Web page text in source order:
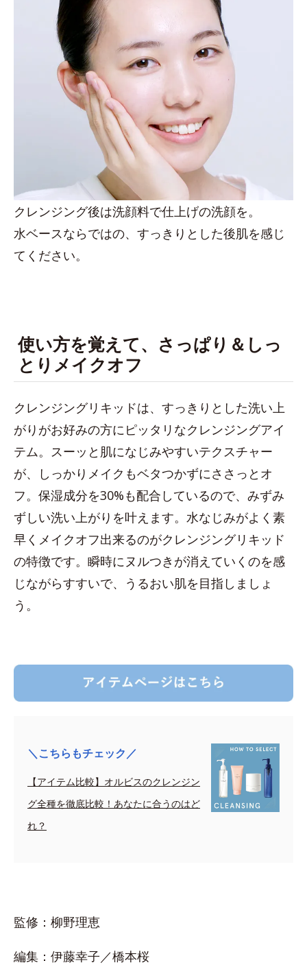
クレンジング後は洗顔料で仕上げの洗顔を。
水ベースならではの、すっきりとした後肌を感じ
てください。
使い方を覚えて、さっぱり＆しっ
とりメイクオフ
クレンジングリキッドは、すっきりとした洗い上
がりがお好みの方にピッタリなクレンジングアイ
テム。スーッと肌になじみやすいテクスチャー
が、しっかりメイクもベタつかずにささっとオ
フ。保湿成分を30%も配合しているので、みずみ
ずしい洗い上がりを叶えます。水なじみがよく素
早くメイクオフ出来るのがクレンジングリキッド
の特徴です。瞬時にヌルつきが消えていくのを感
じながらすすいで、うるおい肌を目指しましょ
う。
＼こちらもチェック／
【アイテム比較】オルビスのクレンジン
グ全種を徹底比較！あなたに合うのはど
れ？
監修：柳野理恵
編集：伊藤幸子／橋本桜